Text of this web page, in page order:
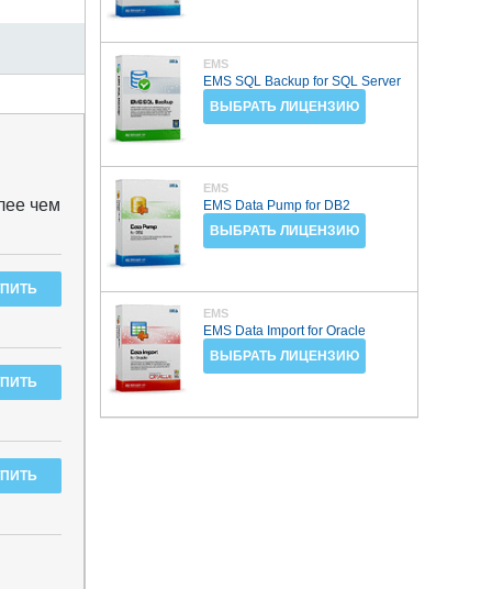
чем
EMS
EMS SQL Backup for SQL Server
ВЫБРАТЬ ЛИЦЕНЗИЮ
EMS
EMS Data Pump for DB2
ВЫБРАТЬ ЛИЦЕНЗИЮ
EMS
EMS Data Import for Oracle
ВЫБРАТЬ ЛИЦЕНЗИЮ